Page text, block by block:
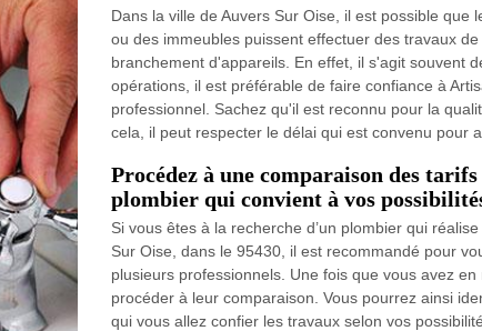
Dans la ville de Auvers Sur Oise, il est possible que
ou des immeubles puissent effectuer des travaux
branchement d'appareils. En effet, il s'agit souvent
opérations, il est préférable de faire confiance à
professionnel. Sachez qu'il est reconnu pour la
cela, il peut respecter le délai qui est convenu pour
Procédez à une comparaison des
plombier qui convient à vos
Si vous êtes à la recherche d’un plombier qui
Sur Oise, dans le 95430, il est recommandé pour
plusieurs professionnels. Une fois que vous avez
procéder à leur comparaison. Vous pourrez ainsi
qui vous allez confier les travaux selon vos